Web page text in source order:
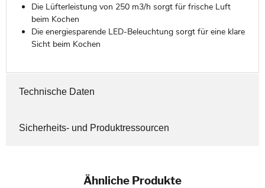
Die Lüfterleistung von 250 m3/h sorgt für frische Luft
beim Kochen
Die energiesparende LED-Beleuchtung sorgt für eine klare
Sicht beim Kochen
Technische Daten
Sicherheits- und Produktressourcen
Ähnliche Produkte